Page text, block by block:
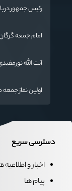
رئیس جمهور
امام جمعه
مفید برای آینده
آیت الله
اولین نماز
معظم رهبری
دسترسی سریع
اخبار و اطلاعیه
پیام ها